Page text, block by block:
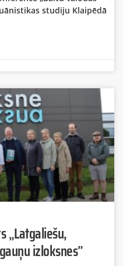
studiju Klaipēdā
„Latgaliešu,
izloksnes”